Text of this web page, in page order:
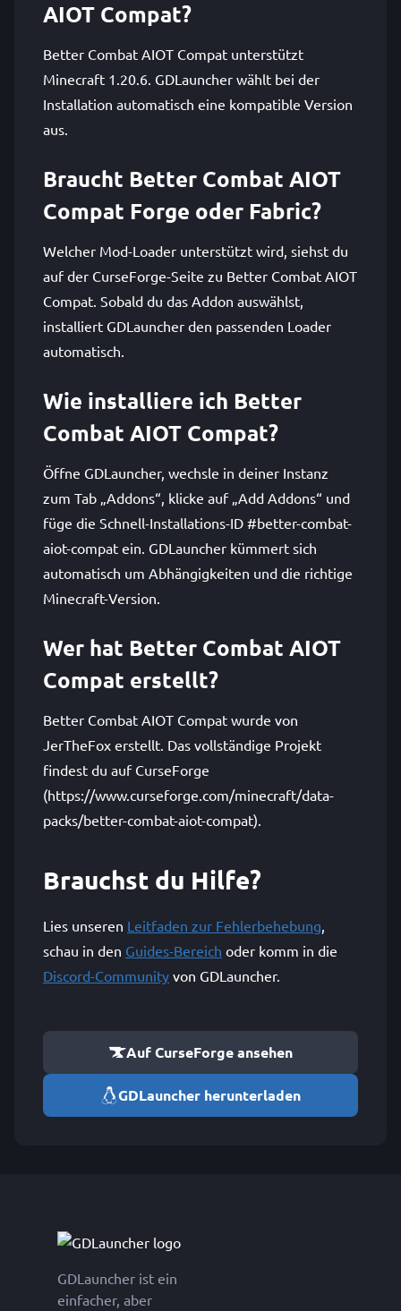
AIOT Compat?
Better Combat AIOT Compat unterstützt
Minecraft 1.20.6. GDLauncher wählt bei der
Installation automatisch eine kompatible Version
aus.
Braucht Better Combat AIOT
Compat Forge oder Fabric?
Welcher Mod-Loader unterstützt wird, siehst du
auf der CurseForge-Seite zu Better Combat AIOT
Compat. Sobald du das Addon auswählst,
installiert GDLauncher den passenden Loader
automatisch.
Wie installiere ich Better
Combat AIOT Compat?
Öffne GDLauncher, wechsle in deiner Instanz
zum Tab „Addons“, klicke auf „Add Addons“ und
füge die Schnell-Installations-ID #better-combat-
aiot-compat ein. GDLauncher kümmert sich
automatisch um Abhängigkeiten und die richtige
Minecraft-Version.
Wer hat Better Combat AIOT
Compat erstellt?
Better Combat AIOT Compat wurde von
JerTheFox erstellt. Das vollständige Projekt
findest du auf CurseForge
(https://www.curseforge.com/minecraft/data-
packs/better-combat-aiot-compat).
Brauchst du Hilfe?
Lies unseren Leitfaden zur Fehlerbehebung,
schau in den Guides-Bereich oder komm in die
Discord-Community von GDLauncher.
Auf CurseForge ansehen
GDLauncher herunterladen
GDLauncher ist ein
einfacher, aber